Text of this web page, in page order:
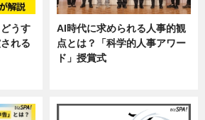
うす
れる
AI時代に求められる人事的観
点とは？「科学的人事アワー
ド」授賞式